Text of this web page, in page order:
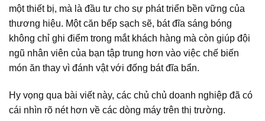
một thiết bị, mà là đầu tư cho sự phát triển bền vững của
thương hiệu. Một căn bếp sạch sẽ, bát đĩa sáng bóng
không chỉ ghi điểm trong mắt khách hàng mà còn giúp đội
ngũ nhân viên của bạn tập trung hơn vào việc chế biến
món ăn thay vì đánh vật với đống bát đĩa bẩn.
Hy vọng qua bài viết này, các chủ chủ doanh nghiệp đã có
cái nhìn rõ nét hơn về các dòng máy trên thị trường.